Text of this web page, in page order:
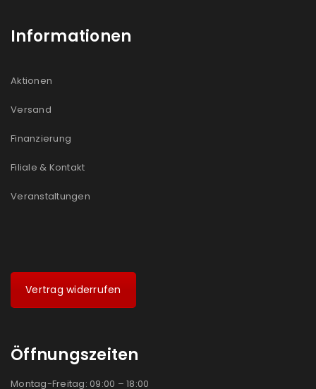
Informationen
Aktionen
Versand
Finanzierung
Filiale & Kontakt
Veranstaltungen
Vertrag widerrufen
Öffnungszeiten
Montag-Freitag: 09:00 – 18:00